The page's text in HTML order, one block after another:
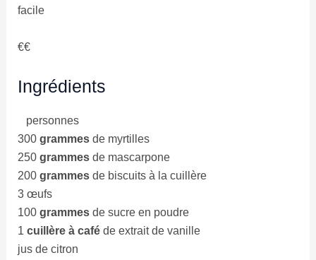
facile
€€
Ingrédients
personnes
300 grammesde myrtilles
250 grammesde mascarpone
200 grammesde biscuits à la cuillère
3 œufs
100 grammesde sucre en poudre
1 cuillère à caféde extrait de vanille
jus de citron